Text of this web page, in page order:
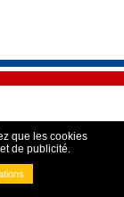
que les cookies
de publicité.